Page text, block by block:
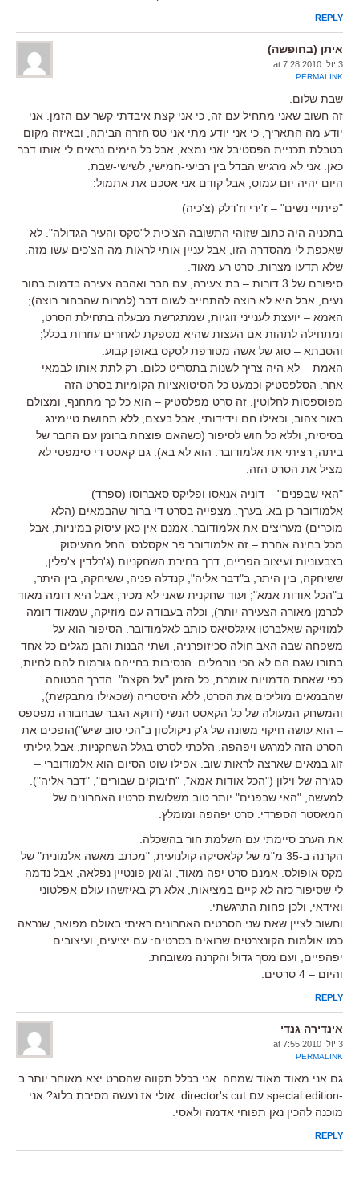
REPLY
איתן (בחופשה)
3 יולי 2010 at 7:28
PERMALINK
שבת שלום.
זה חשוב שאני מתחיל עם זה, כי אני קצת איבדתי קשר עם הזמן. אני
יודע מה התאריך, כי אני יודע מתי אני טס חזרה הביתה, ובאיזה מקום
בטבלת תכניית הפסטיבל אני נמצא, אבל כל הימים נראים לי אותו דבר
כאן. אני לא מרגיש הבדל בין רביעי-חמישי, לשישי-שבת.
היום יהיה יום עמוס, אבל קודם אני אסכם את אתמול:
"פיתויי נשים" – ז'ירי וז'דלק (צ'כיה)
בתכניה היה כתוב שזוהי התשובה הצ'כית ל"סקס והעיר הגדולה". לא
שאכפת לי מהסדרה הזו, אבל עניין אותי לראות מה הצ'כים עשו מזה.
שלא תדעו מצרות. סרט רע מאוד.
סיפורם של 3 דורות – בת צעירה, עם חבר ואהבה צעירה בדמות בחור
נעים, אבל היא לא רוצה להתחייב לשום דבר (למרות שהבחור רוצה);
האמא – יועצת לענייני זוגיות, שמתגרשת מבעלה בתחילת הסרט,
ומתחילה לתהות אם העצות שהיא מספקת לאחרים עוזרות בכלל;
והסבתא – סוג של אשה מטורפת לסקס באופן קבוע.
האמת – לא היה צריך לשנות בתסריט כלום. רק לתת אותו לבמאי
אחר. הסלפסטיק וכמעט כל הסיטואציות הקומיות בסרט הזה
מפוספסות לחלוטין. זה סרט מפלסטיק – הוא כל כך מתחנף, ומצולם
באור צהוב, וכאילו חם וידידותי, אבל בעצם, ללא תחושת טיימינג
בסיסית, וללא כל חוש לסיפור (כשהאם פוצחת ברומן עם החבר של
ביתה, רציתי את אלמודובר. הוא לא בא). גם קאסט די סימפטי לא
מציל את הסרט הזה.
"האי שבפנים" – דוניה אנאסו ופליקס סאברוסו (ספרד)
אלמודובר כן בא. בערך. מצפייה בסרט די ברור שהבמאים (הלא
מוכרים) מעריצים את אלמודובר. אמנם אין כאן עיסוק במיניות, אבל
מכל בחינה אחרת – זה אלמודובר פר אקסלנס. החל מהעיסוק
בצבעוניות ועיצוב הפריים, דרך בחירת השחקניות (ג'רלדין צ'פלין,
ששיחקה, בין היתר, ב"דבר אליה"; קנדלה פניה, ששיחקה, בין היתר,
ב"הכל אודות אמא"; ועוד שחקנית שאני לא מכיר, אבל היא דומה מאוד
לכרמן מאורה הצעירה יותר), וכלה בעבודה עם מוזיקה, שמאוד דומה
למוזיקה שאלברטו איגלסיאס כותב לאלמודובר. הסיפור הוא על
משפחה שבה האב חולה סכיזופרניה, ושתי הבנות והבן מגלים כל אחד
בתורו שגם הם לא הכי נורמלים. הנסיבות בחייהם גורמות להם לחיות,
כפי שאחת הדמויות אומרת, כל הזמן "על הקצה". הדרך הבטוחה
שהבמאים מוליכים את הסרט, ללא היסטריה (שכאילו מתבקשת),
והמשחק המעולה של כל הקאסט הנשי (דווקא הגבר שבחבורה מפספס
– הוא עושה חיקוי משונה של ג'ק ניקולסון ב"הכי טוב שיש")הופכים את
הסרט הזה למרגש ויפהפה. הלכתי לסרט בגלל השחקניות, אבל גיליתי
זוג במאים שארצה לראות שוב. אפילו שוט הסיום הוא אלמודוברי –
סגירה של וילון ("הכל אודות אמא", "חיבוקים שבורים", "דבר אליה").
למעשה, "האי שבפנים" יותר טוב משלושת סרטיו האחרונים של
המאסטר הספרדי. סרט יפהפה ומומלץ.
את הערב סיימתי עם השלמת חור בהשכלה:
הקרנה ב-35 מ"מ של קלאסיקה קולנועית, "מכתב מאשה אלמונית" של
מקס אופולס. אמנם סרט יפה מאוד, וג'ואן פונטיין נפלאה, אבל נדמה
לי שסיפור כזה לא קיים במציאות, אלא רק באיזשהו עולם אפלטוני
ואידאי, ולכן פחות התרגשתי.
וחשוב לציין שאת שני הסרטים האחרונים ראיתי באולם מפואר, שנראה
כמו אולמות הקונצרטים שרואים בסרטים: עם יציעים, ועיצובים
יפהפיים, ועם מסך גדול והקרנה משובחת.
והיום – 4 סרטים.
REPLY
אינדירה גנדי
3 יולי 2010 at 7:55
PERMALINK
גם אני מאוד מאוד שמחה. אני בכלל תקווה שהסרט יצא מאוחר יותר ב
-special edition עם director's cut. אולי אז נעשה מסיבת בלוג? אני
מוכנה להכין נאן תפוחי אדמה ולאסי.
REPLY